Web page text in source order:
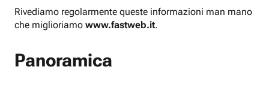
Rivediamo regolarmente queste informazioni man mano
che miglioriamo www.fastweb.it.
Panoramica